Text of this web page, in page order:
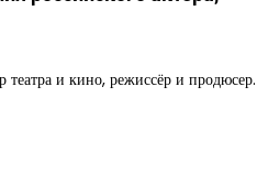
и кино, режиссёр и продюсер.